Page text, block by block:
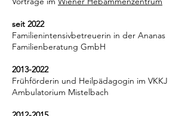
seit 2022
Familienintensivbetreuerin in der Ananas
Familienberatung GmbH
2013-2022
Frühförderin und Heilpädagogin im VKKJ
Ambulatorium Mistelbach